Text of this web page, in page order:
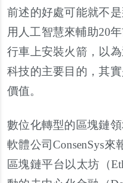
前述的好處可能就不
用人工智慧來輔助20
行車上安裝火箭，以
科技的主要目的，其
價值。
數位化轉型的區塊鏈
軟體公司ConsenSys來
區塊鏈平台以太坊（